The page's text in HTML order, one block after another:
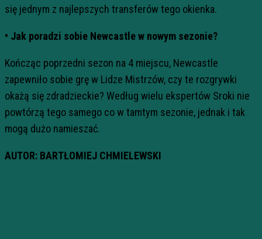
się jednym z najlepszych transferów tego okienka.
• Jak poradzi sobie Newcastle w nowym sezonie?
Kończąc poprzedni sezon na 4 miejscu, Newcastle
zapewniło sobie grę w Lidze Mistrzów, czy te rozgrywki
okażą się zdradzieckie? Według wielu ekspertów Sroki nie
powtórzą tego samego co w tamtym sezonie, jednak i tak
mogą dużo namieszać.
AUTOR: BARTŁOMIEJ CHMIELEWSKI